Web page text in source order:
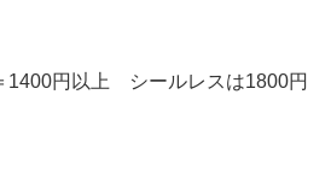
1400円以上 シールレスは1800円